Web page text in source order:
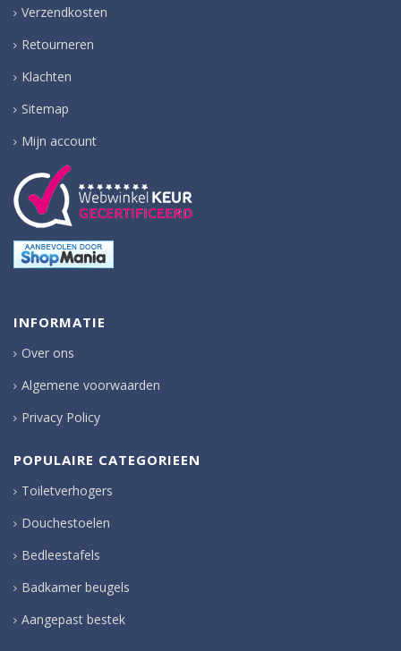
Verzendkosten
Retourneren
Klachten
Sitemap
Mijn account
INFORMATIE
Over ons
Algemene voorwaarden
Privacy Policy
POPULAIRE CATEGORIEEN
Toiletverhogers
Douchestoelen
Bedleestafels
Badkamer beugels
Aangepast bestek